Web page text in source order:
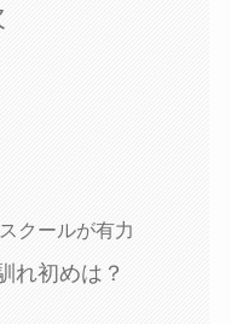
クールが有力
れ初めは？